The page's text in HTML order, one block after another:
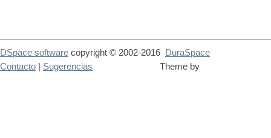
DSpace software copyright © 2002-2016
DuraSpace
Theme by
Contacto Sugerencias